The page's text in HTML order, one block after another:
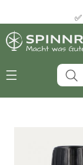
✅
Navigation